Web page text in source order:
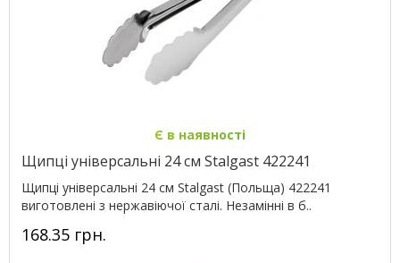
Є в наявності
Щипці універсальні 24 см Stalgast 422241
Щипці універсальні 24 см Stalgast (Польща) 422241
виготовлені з нержавіючої сталі. Незамінні в б..
168.35 грн.